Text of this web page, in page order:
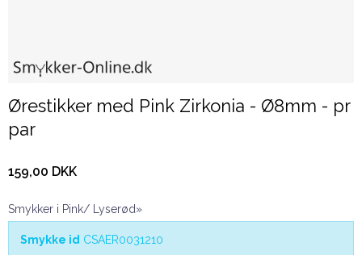
Ørestikker med Pink Zirkonia - Ø8mm - pr
par
159,00 DKK
Smykker i Pink/ Lyserød»
Smykke id CSAER0031210